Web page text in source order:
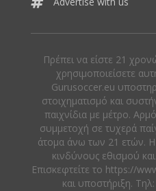
Πρέπει να είστε 21
χρησιμοποιείσετε
Gurusoccer.eu
στοιχηματισμό και
παιχνίδια με μέτρο.
συμμετοχή σε τυχερά
άτομα άνω των 21 ετών.
κινδύνους εθισμού
Eπισκεφτείτε το https://
και υποστήριξη.